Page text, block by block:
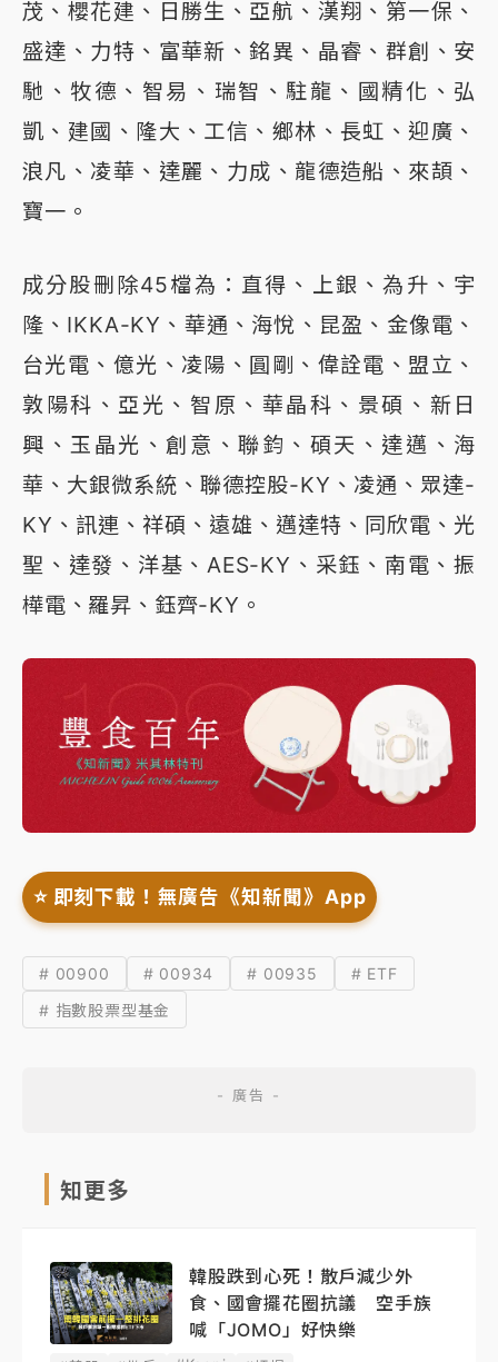
茂、櫻花建、日勝生、亞航、漢翔、第一保、
盛達、力特、富華新、銘異、晶睿、群創、安
馳、牧德、智易、瑞智、駐龍、國精化、弘
凱、建國、隆大、工信、鄉林、長虹、迎廣、
浪凡、凌華、達麗、力成、龍德造船、來頡、
寶一。
成分股刪除45檔為：直得、上銀、為升、宇
隆、IKKA-KY、華通、海悅、昆盈、金像電、
台光電、億光、凌陽、圓剛、偉詮電、盟立、
敦陽科、亞光、智原、華晶科、景碩、新日
興、玉晶光、創意、聯鈞、碩天、達邁、海
華、大銀微系統、聯德控股-KY、凌通、眾達-
KY、訊連、祥碩、遠雄、邁達特、同欣電、光
聖、達發、洋基、AES-KY、采鈺、南電、振
樺電、羅昇、鈺齊-KY。
⭐️ 即刻下載！無廣告《知新聞》App
# 00900 # 00934 # 00935
# ETF
# 指數股票型基金
知更多
韓股跌到心死！散戶減少外
食、國會擺花圈抗議 空手族
喊「JOMO」好快樂